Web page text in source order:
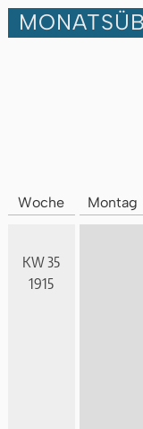
Woche Montag
KW 35
1915